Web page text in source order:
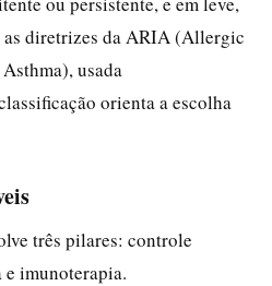
as diretrizes da ARIA (Allergic
usada
orienta a escolha
três pilares: controle
imunoterapia.